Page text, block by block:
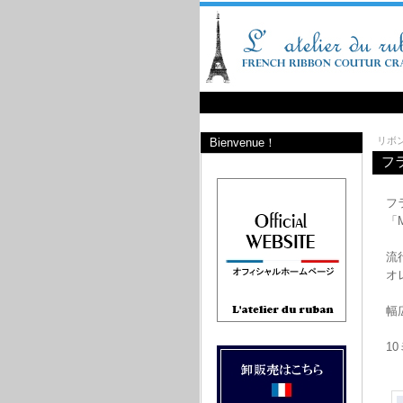
Bienvenue！ リボ
フ
フ
流
オ
幅
10